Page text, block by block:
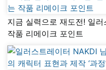
지금 실력으로 재도전! 일
작품 리메이크 포인트